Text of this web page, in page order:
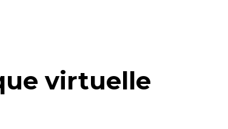
virtuelle